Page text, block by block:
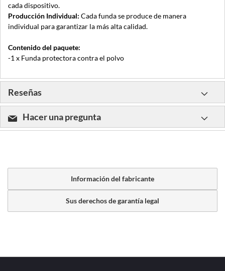
cada dispositivo.
Producción Individual: Cada funda se produce de manera
individual para garantizar la más alta calidad.
Contenido del paquete:
-1 x Funda protectora contra el polvo
Reseñas
Hacer una pregunta
Información del fabricante
Sus derechos de garantía legal